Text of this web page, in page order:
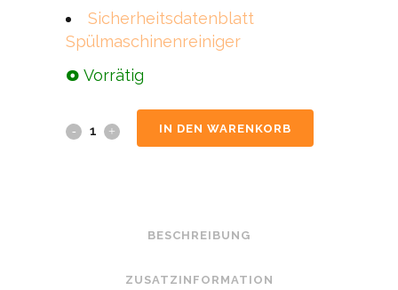
Sicherheitsdatenblatt
Spülmaschinenreiniger
Vorrätig
IN DEN WARENKORB
BESCHREIBUNG
ZUSATZINFORMATION